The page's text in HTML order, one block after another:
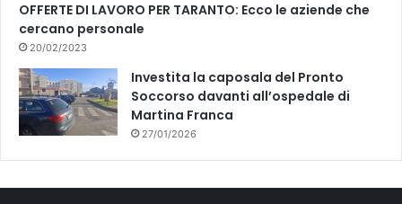
OFFERTE DI LAVORO PER TARANTO: Ecco le aziende che
cercano personale
20/02/2023
Investita la caposala del Pronto
Soccorso davanti all’ospedale di
Martina Franca
27/01/2026